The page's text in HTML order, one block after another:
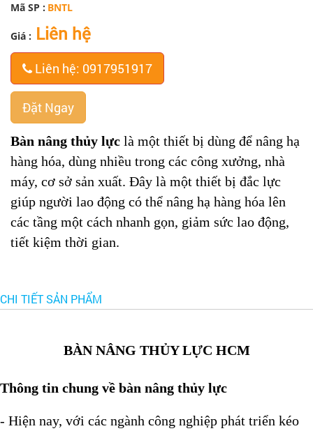
Mã SP : BNTL
Giá : Liên hệ
Liên hệ: 0917951917
Đặt Ngay
Bàn nâng thủy lực là một thiết bị dùng để nâng hạ
hàng hóa, dùng nhiều trong các công xưởng, nhà
máy, cơ sở sản xuất. Đây là một thiết bị đắc lực
giúp người lao động có thể nâng hạ hàng hóa lên
các tầng một cách nhanh gọn, giảm sức lao động,
tiết kiệm thời gian.
CHI TIẾT SẢN PHẨM
BÀN NÂNG THỦY LỰC HCM
Thông tin chung về bàn nâng thủy lực
- Hiện nay, với các ngành công nghiệp phát triển kéo